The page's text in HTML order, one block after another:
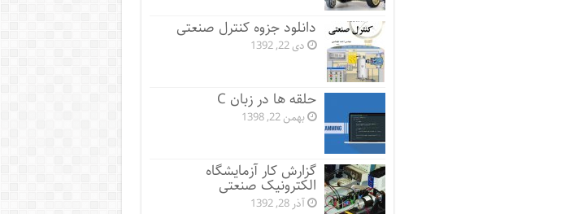
دانلود جزوه کنترل صنعتی
دی 22, 1392
حلقه ها در زبان C
بهمن 22, 1398
گزارش کار آزمایشگاه
الکترونیک صنعتی
آذر 28, 1392